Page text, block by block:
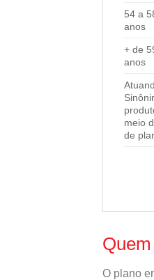
54 a
anos
+ de
anos
meio
de
O plano